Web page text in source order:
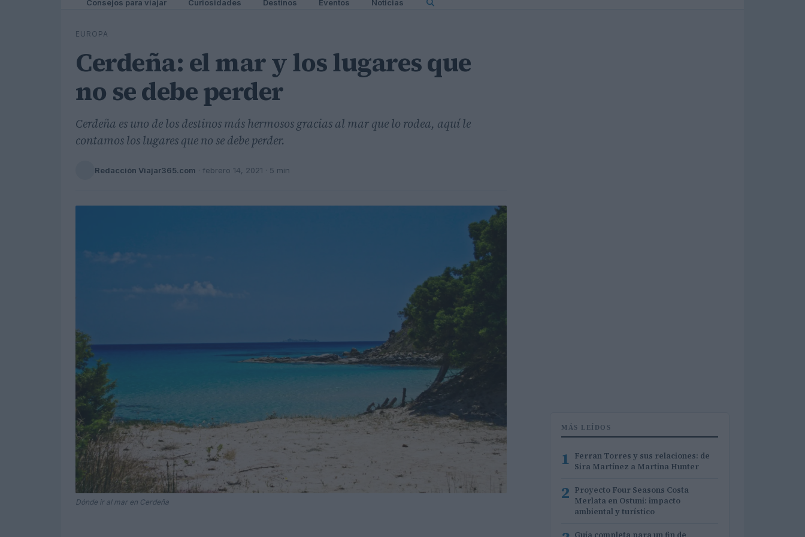
Consejos para viajar Curiosidades Destinos Eventos Noticias
EUROPA
Cerdeña: el mar y los lugares que
no se debe perder
Cerdeña es uno de los destinos más hermosos gracias al mar que lo rodea, aquí le
contamos los lugares que no se debe perder.
Redacción Viajar365.com · febrero 14, 2021 · 5 min
Dónde ir al mar en Cerdeña
MÁS LEÍDOS
1 Ferran Torres y sus relaciones: de
Sira Martínez a Martina Hunter
2 Proyecto Four Seasons Costa
Merlata en Ostuni: impacto
ambiental y turístico
Guía completa para un fin de